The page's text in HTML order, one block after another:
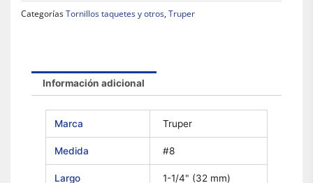
CategoríasTornillos taquetes y otros, Truper
Información adicional
Marca Truper
Medida #8
Largo 1-1/4" (32 mm)